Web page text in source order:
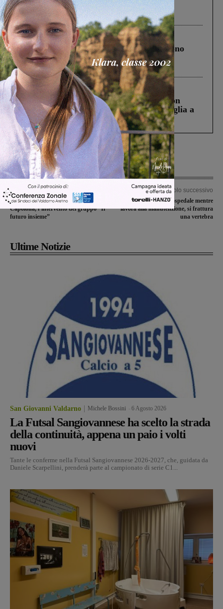
Pnrr, il gruppo di Fratelli d’Italia: “Un
ringraziamento al Governo”
Cronaca 4 Agosto 2026
Un anno fa la strage in A1 in cui morirono
Gianni, Giulia e Franco. Lo schianto, il
processo, lo stop ai sorpassi fra tir....
Cronaca 3 Agosto 2026
Scomparso da una struttura di Castiglion
Fiorentino l’uomo che aveva ucciso la figlia a
Levane nel 2020
Articolo precedente
Fusione fra Castiglion Fibocchi e
Capolona, l’intervento del gruppo “Il
futuro insieme”
Articolo successivo
Cade dal tetto dell’ospedale mentre
lavora alla manutenzione, si frattura
una vertebra
Ultime Notizie
San Giovanni Valdarno Michele Bossini 6 Agosto 2026
La Futsal Sangiovannese ha scelto la strada
della continuità, appena un paio i volti
nuovi
Tante le conferme nella Futsal Sangiovannese 2026-2027, che, guidata da
Daniele Scarpellini, prenderà parte al campionato di serie C1...